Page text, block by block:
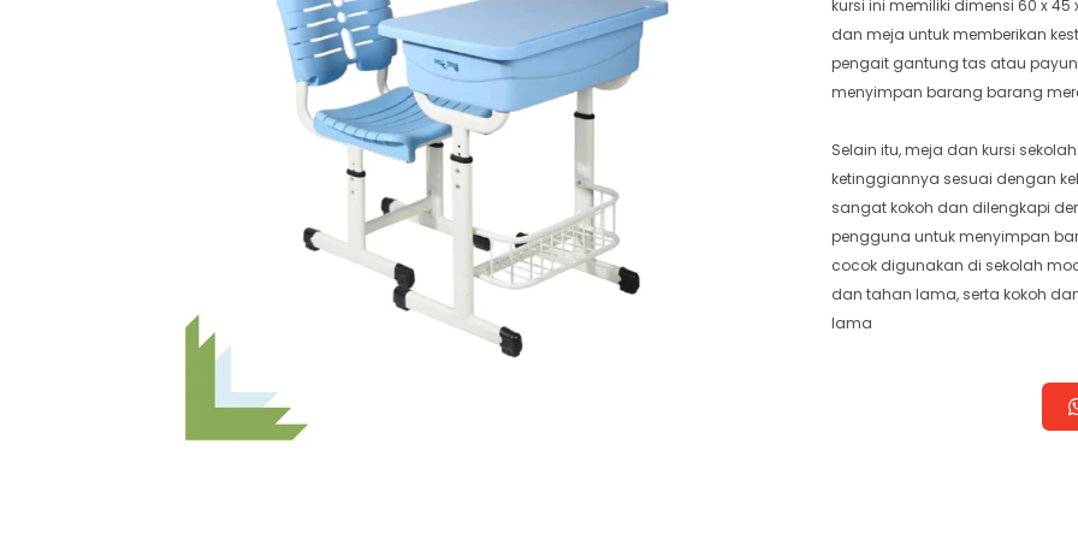
kursi ini memiliki dimensi 60 x
dan meja untuk memberikan
pengait gantung tas atau
menyimpan barang barang
Selain itu, meja dan kursi
ketinggiannya sesuai dengan
sangat kokoh dan dilengkapi
pengguna untuk menyimpan
cocok digunakan di sekolah
dan tahan lama, serta kokoh
lama